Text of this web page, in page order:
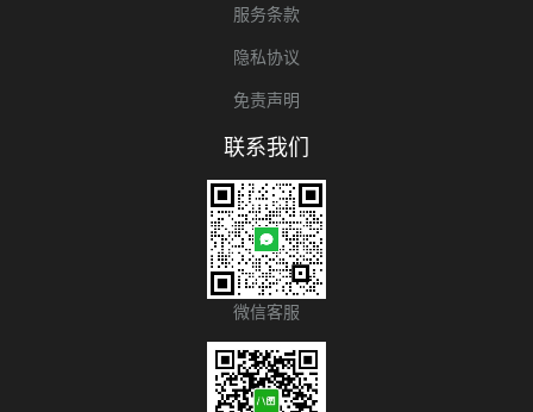
服务条款
隐私协议
免责声明
联系我们
微信客服